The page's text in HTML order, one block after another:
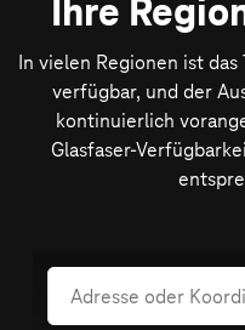
Ihre
In vielen Regionen ist
verfügbar, und der
kontinuierlich
Glasfaser-